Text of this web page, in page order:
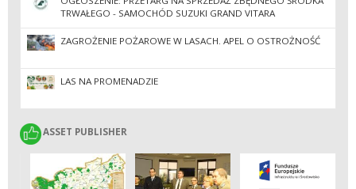
TRWAŁEGO - SAMOCHÓD SUZUKI GRAND VITARA
ZAGROŻENIE POŻAROWE W LASACH. APEL O OSTROŻNOŚĆ
LAS NA PROMENADZIE
ASSET PUBLISHER
ASSET PUBLISHER